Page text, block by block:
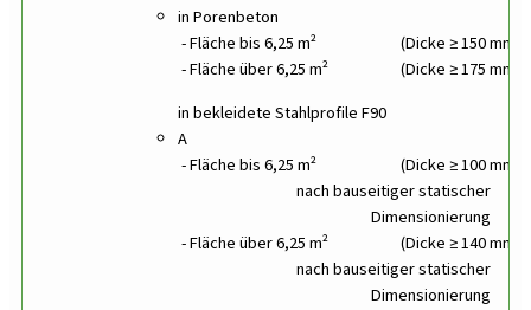
in Porenbeton
Fläche bis 6,25 m²
(Dicke ≥ 150 mm)
Fläche über 6,25 m²
(Dicke ≥ 175 mm)
in bekleidete Stahlprofile F90
A
Fläche bis 6,25 m²
(Dicke ≥ 100 mm)
nach bauseitiger statischer
Dimensionierung
Fläche über 6,25 m²
(Dicke ≥ 140 mm)
nach bauseitiger statischer
Dimensionierung